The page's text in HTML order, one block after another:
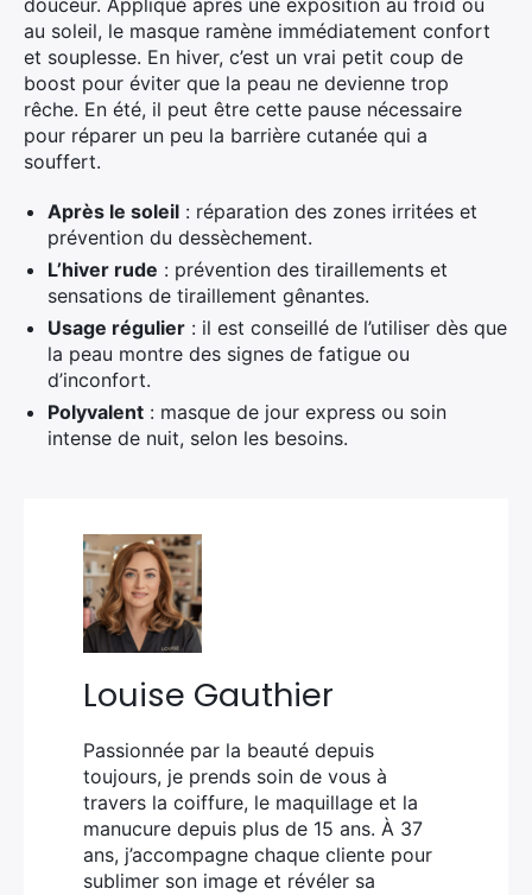
douceur. Appliqué après une exposition au froid ou
au soleil, le masque ramène immédiatement confort
et souplesse. En hiver, c’est un vrai petit coup de
boost pour éviter que la peau ne devienne trop
rêche. En été, il peut être cette pause nécessaire
pour réparer un peu la barrière cutanée qui a
souffert.
Après le soleil : réparation des zones irritées et
prévention du dessèchement.
L’hiver rude : prévention des tiraillements et
sensations de tiraillement gênantes.
Usage régulier : il est conseillé de l’utiliser dès que
la peau montre des signes de fatigue ou
d’inconfort.
Polyvalent : masque de jour express ou soin
intense de nuit, selon les besoins.
Louise Gauthier
Passionnée par la beauté depuis
toujours, je prends soin de vous à
travers la coiffure, le maquillage et la
manucure depuis plus de 15 ans. À 37
ans, j’accompagne chaque cliente pour
sublimer son image et révéler sa